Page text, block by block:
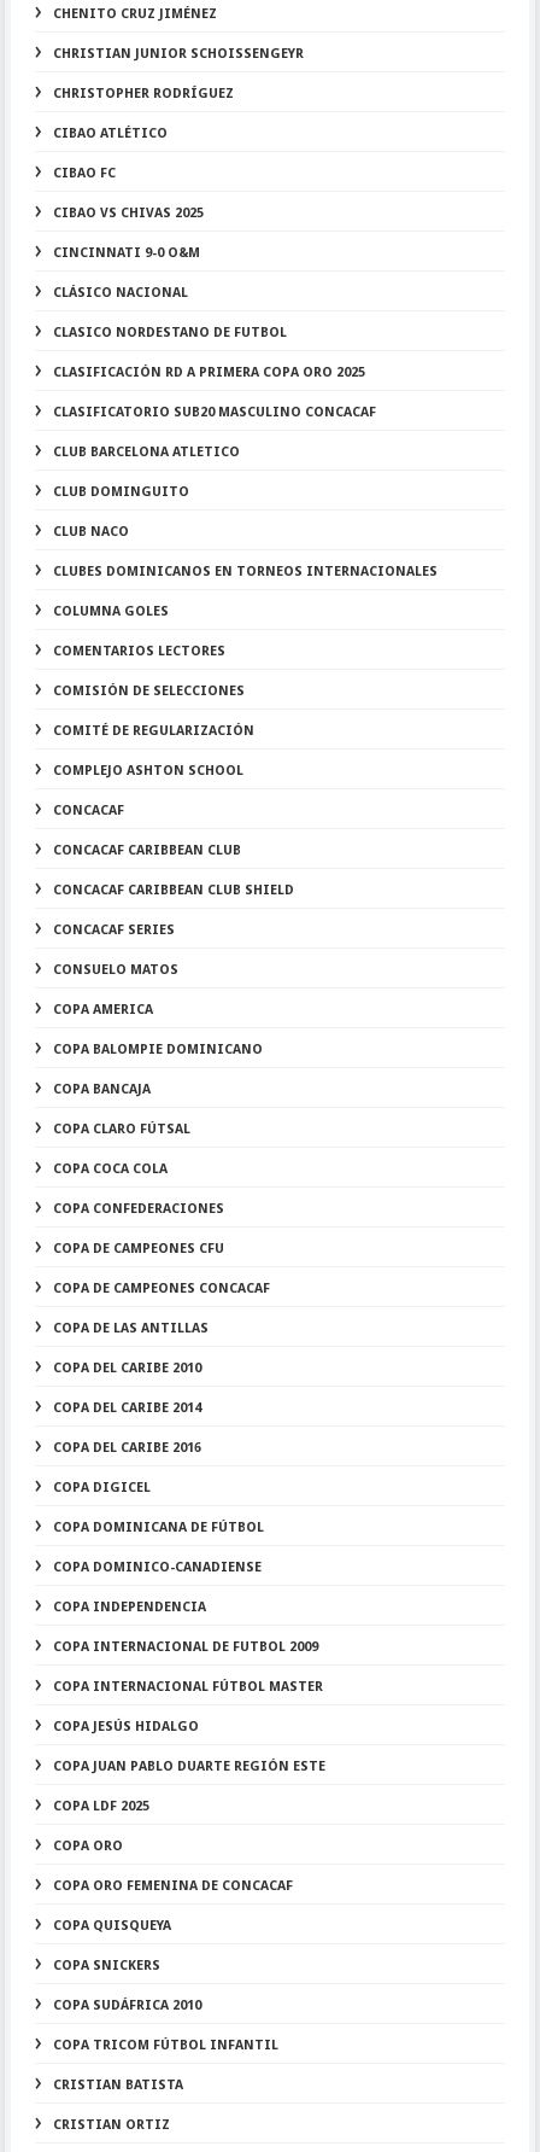
CHENITO CRUZ JIMÉNEZ
CHRISTIAN JUNIOR SCHOISSENGEYR
CHRISTOPHER RODRÍGUEZ
CIBAO ATLÉTICO
CIBAO FC
CIBAO VS CHIVAS 2025
CINCINNATI 9-0 O&M
CLÁSICO NACIONAL
CLASICO NORDESTANO DE FUTBOL
CLASIFICACIÓN RD A PRIMERA COPA ORO 2025
CLASIFICATORIO SUB20 MASCULINO CONCACAF
CLUB BARCELONA ATLETICO
CLUB DOMINGUITO
CLUB NACO
CLUBES DOMINICANOS EN TORNEOS INTERNACIONALES
COLUMNA GOLES
COMENTARIOS LECTORES
COMISIÓN DE SELECCIONES
COMITÉ DE REGULARIZACIÓN
COMPLEJO ASHTON SCHOOL
CONCACAF
CONCACAF CARIBBEAN CLUB
CONCACAF CARIBBEAN CLUB SHIELD
CONCACAF SERIES
CONSUELO MATOS
COPA AMERICA
COPA BALOMPIE DOMINICANO
COPA BANCAJA
COPA CLARO FÚTSAL
COPA COCA COLA
COPA CONFEDERACIONES
COPA DE CAMPEONES CFU
COPA DE CAMPEONES CONCACAF
COPA DE LAS ANTILLAS
COPA DEL CARIBE 2010
COPA DEL CARIBE 2014
COPA DEL CARIBE 2016
COPA DIGICEL
COPA DOMINICANA DE FÚTBOL
COPA DOMINICO-CANADIENSE
COPA INDEPENDENCIA
COPA INTERNACIONAL DE FUTBOL 2009
COPA INTERNACIONAL FÚTBOL MASTER
COPA JESÚS HIDALGO
COPA JUAN PABLO DUARTE REGIÓN ESTE
COPA LDF 2025
COPA ORO
COPA ORO FEMENINA DE CONCACAF
COPA QUISQUEYA
COPA SNICKERS
COPA SUDÁFRICA 2010
COPA TRICOM FÚTBOL INFANTIL
CRISTIAN BATISTA
CRISTIAN ORTIZ